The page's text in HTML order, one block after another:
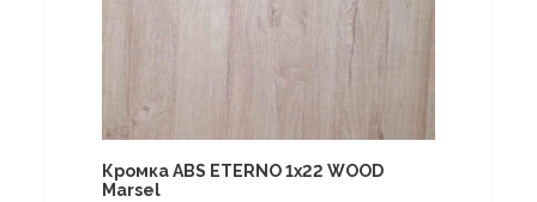
Кромка ABS ETERNO 1x22 WOOD
Marsel